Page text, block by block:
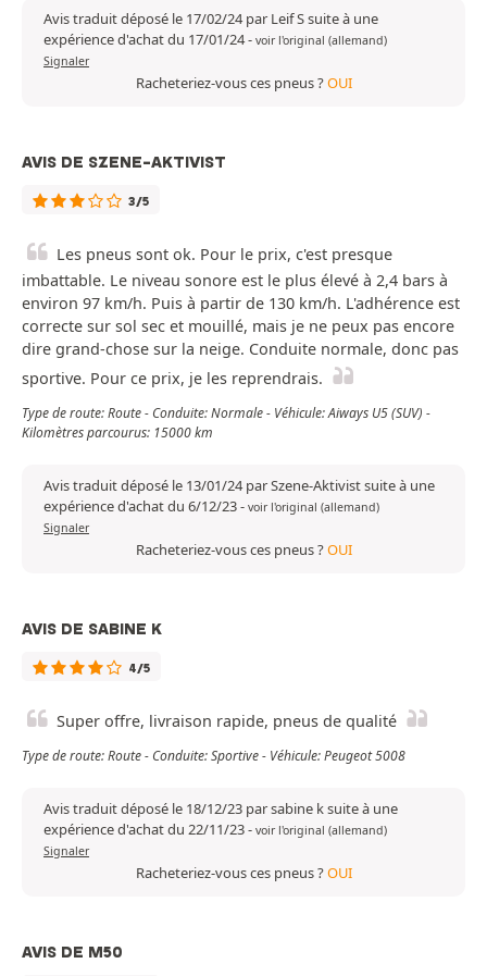
Avis traduit déposé le 17/02/24 par Leif S suite à une
expérience d'achat du 17/01/24- voir l'original (allemand)
Signaler
Racheteriez-vous ces pneus ?OUI
AVIS DE SZENE-AKTIVIST
3/5
Les pneus sont ok. Pour le prix, c'est presque
imbattable. Le niveau sonore est le plus élevé à 2,4 bars à
environ 97 km/h. Puis à partir de 130 km/h. L'adhérence est
correcte sur sol sec et mouillé, mais je ne peux pas encore
dire grand-chose sur la neige. Conduite normale, donc pas
sportive. Pour ce prix, je les reprendrais.
Type de route: Route - Conduite: Normale - Véhicule: Aiways U5 (SUV) -
Kilomètres parcourus: 15000 km
Avis traduit déposé le 13/01/24 par Szene-Aktivist suite à une
expérience d'achat du 6/12/23- voir l'original (allemand)
Signaler
Racheteriez-vous ces pneus ?OUI
AVIS DE SABINE K
4/5
Super offre, livraison rapide, pneus de qualité
Type de route: Route - Conduite: Sportive - Véhicule: Peugeot 5008
Avis traduit déposé le 18/12/23 par sabine k suite à une
expérience d'achat du 22/11/23- voir l'original (allemand)
Signaler
Racheteriez-vous ces pneus ?OUI
AVIS DE M50